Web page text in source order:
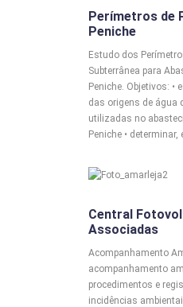
Perímetros de
Peniche
Estudo dos
Subterrânea para
Peniche. Objetivos:
das origens de água
utilizadas no
Peniche • determinar,
Central
Associadas
Acompanhamento
acompanhamento
procedimentos e
incidências